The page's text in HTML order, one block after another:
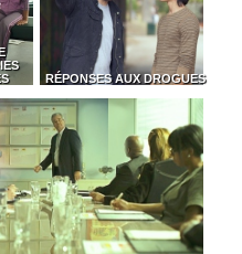
RÉPONSES AUX DROGUES